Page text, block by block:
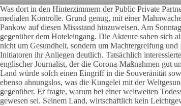
Was dort in den Hinterzimmern der Public Private
medialen Kontrolle. Grund genug, mit einer
Pankow auf diesen Missstand hinzuweisen. Am
gegenüber dem Hoteleingang. Die Akteure sahen sich
nicht um Gesundheit, sondern um Machtergreifung
Initiatoren ihr Anliegen deutlich. Tatsächlich
englischer Journalist, der die Corona-Maßnahmen gut
Land würde solch einen Eingriff in die Souveränität
ebenso ahnungslos, was die Kungelei mit der
gegenüber. Er fragte, warum bei einer weltweiten
gewesen sei. Seinem Land, wirtschaftlich kein